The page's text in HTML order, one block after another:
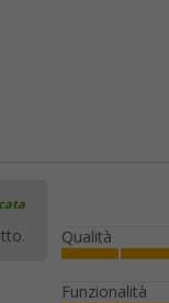
Qualità
Funzionalità